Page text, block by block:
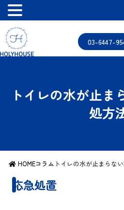
03-6447-
トイレの水が止ま
処方
HOMEコラム トイレの水が止まらな
応急処置